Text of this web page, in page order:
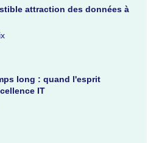
attraction des données à
long : quand l'esprit
IT